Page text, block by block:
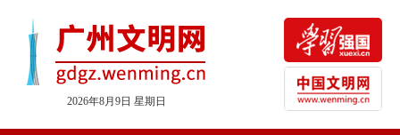
2026年8月9日 星期日